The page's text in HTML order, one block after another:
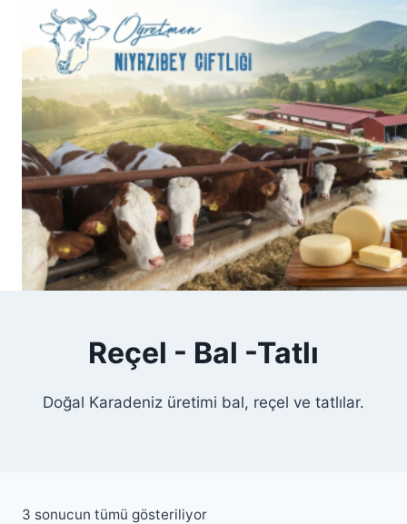
Reçel - Bal -Tatlı
Doğal Karadeniz üretimi bal, reçel ve tatlılar.
3 sonucun tümü gösteriliyorPopülerliğe